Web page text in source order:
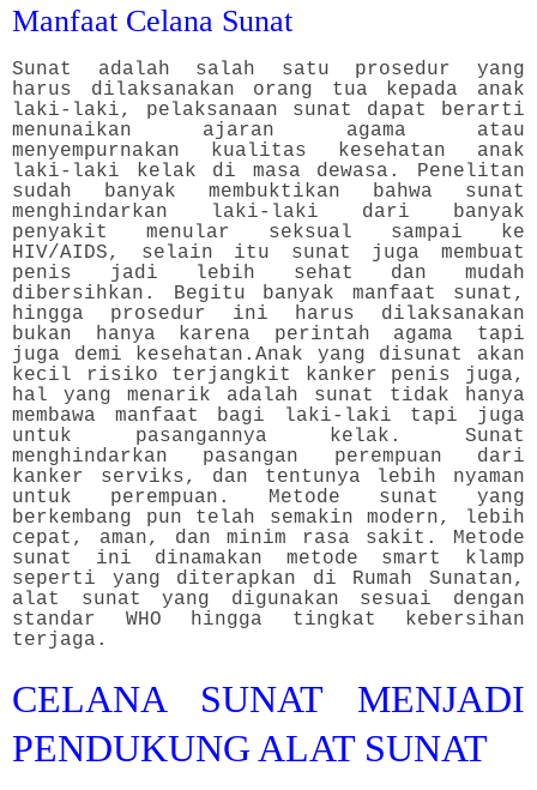
Manfaat Celana Sunat
Sunat adalah salah satu prosedur yang
harus dilaksanakan orang tua kepada anak
laki-laki, pelaksanaan sunat dapat berarti
menunaikan ajaran agama atau
menyempurnakan kualitas kesehatan anak
laki-laki kelak di masa dewasa. Penelitan
sudah banyak membuktikan bahwa sunat
menghindarkan laki-laki dari banyak
penyakit menular seksual sampai ke
HIV/AIDS, selain itu sunat juga membuat
penis jadi lebih sehat dan mudah
dibersihkan. Begitu banyak manfaat sunat,
hingga prosedur ini harus dilaksanakan
bukan hanya karena perintah agama tapi
juga demi kesehatan.Anak yang disunat akan
kecil risiko terjangkit kanker penis juga,
hal yang menarik adalah sunat tidak hanya
membawa manfaat bagi laki-laki tapi juga
untuk pasangannya kelak. Sunat
menghindarkan pasangan perempuan dari
kanker serviks, dan tentunya lebih nyaman
untuk perempuan. Metode sunat yang
berkembang pun telah semakin modern, lebih
cepat, aman, dan minim rasa sakit. Metode
sunat ini dinamakan metode smart klamp
seperti yang diterapkan di Rumah Sunatan,
alat sunat yang digunakan sesuai dengan
standar WHO hingga tingkat kebersihan
terjaga.
CELANA SUNAT MENJADI
PENDUKUNG ALAT SUNAT